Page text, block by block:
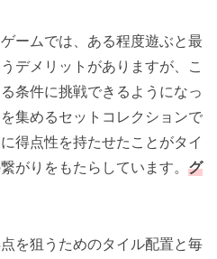
ームでは、ある程度遊ぶと最
デメリットがありますが、こ
条件に挑戦できるようになっ
集めるセットコレクションで
得点性を持たせたことがタイ
がりをもたらしています。 グ
を狙うためのタイル配置と毎